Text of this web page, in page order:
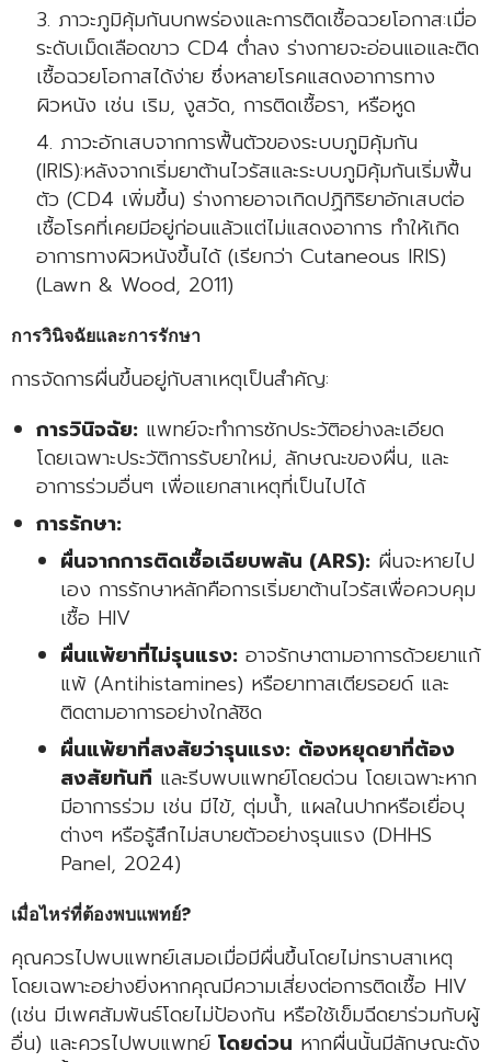
ภาวะภูมิคุ้มกันบกพร่องและการติดเชื้อฉวยโอกาส:เมื่อ
ระดับเม็ดเลือดขาว CD4 ต่ำลง ร่างกายจะอ่อนแอและติด
เชื้อฉวยโอกาสได้ง่าย ซึ่งหลายโรคแสดงอาการทาง
ผิวหนัง เช่น เริม, งูสวัด, การติดเชื้อรา, หรือหูด
ภาวะอักเสบจากการฟื้นตัวของระบบภูมิคุ้มกัน
(IRIS):หลังจากเริ่มยาต้านไวรัสและระบบภูมิคุ้มกันเริ่มฟื้น
ตัว (CD4 เพิ่มขึ้น) ร่างกายอาจเกิดปฏิกิริยาอักเสบต่อ
เชื้อโรคที่เคยมีอยู่ก่อนแล้วแต่ไม่แสดงอาการ ทำให้เกิด
อาการทางผิวหนังขึ้นได้ (เรียกว่า Cutaneous IRIS)
(Lawn & Wood, 2011)
การวินิจฉัยและการรักษา
การจัดการผื่นขึ้นอยู่กับสาเหตุเป็นสำคัญ:
การวินิจฉัย:แพทย์จะทำการซักประวัติอย่างละเอียด
โดยเฉพาะประวัติการรับยาใหม่, ลักษณะของผื่น, และ
อาการร่วมอื่นๆ เพื่อแยกสาเหตุที่เป็นไปได้
การรักษา:
ผื่นจากการติดเชื้อเฉียบพลัน (ARS): ผื่นจะหายไป
เอง การรักษาหลักคือการเริ่มยาต้านไวรัสเพื่อควบคุม
เชื้อ HIV
ผื่นแพ้ยาที่ไม่รุนแรง: อาจรักษาตามอาการด้วยยาแก้
แพ้ (Antihistamines) หรือยาทาสเตียรอยด์ และ
ติดตามอาการอย่างใกล้ชิด
ผื่นแพ้ยาที่สงสัยว่ารุนแรง: ต้องหยุดยาที่ต้อง
สงสัยทันที และรีบพบแพทย์โดยด่วน โดยเฉพาะหาก
มีอาการร่วม เช่น มีไข้, ตุ่มน้ำ, แผลในปากหรือเยื่อบุ
ต่างๆ หรือรู้สึกไม่สบายตัวอย่างรุนแรง (DHHS
Panel, 2024)
เมื่อไหร่ที่ต้องพบแพทย์?
คุณควรไปพบแพทย์เสมอเมื่อมีผื่นขึ้นโดยไม่ทราบสาเหตุ
โดยเฉพาะอย่างยิ่งหากคุณมีความเสี่ยงต่อการติดเชื้อ HIV
(เช่น มีเพศสัมพันธ์โดยไม่ป้องกัน หรือใช้เข็มฉีดยาร่วมกับผู้
อื่น) และควรไปพบแพทย์ โดยด่วน หากผื่นนั้นมีลักษณะดัง